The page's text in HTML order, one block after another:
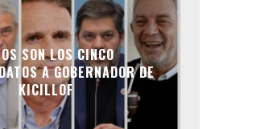
SON LOS CINCO
A GOBERNADOR DE
KICILLOF